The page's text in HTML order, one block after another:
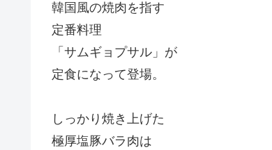
韓国風の焼肉を指す
定番料理
「サムギョプサル」が
定食になって登場。
しっかり焼き上げた
極厚塩豚バラ肉は